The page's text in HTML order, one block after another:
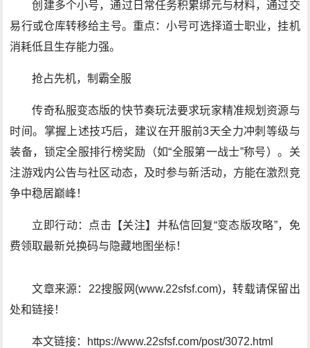
创建多个小号，通过日常任务积累绑元与材料，通过交
易行或仓库转移给主号。重点：小号可选择道士职业，挂机
消耗低且生存能力强。
抢占先机，制霸全服
传奇私服变态版的快节奏玩法要求玩家精准规划资源与
时间。掌握上述技巧后，建议在开服前3天全力冲刺等级与
装备，锁定全服排行榜奖励（如“全服第一战士”称号）。关
注游戏内公告与社区动态，及时参与新活动，方能在激烈竞
争中稳居巅峰！
立即行动：点击【关注】并私信回复“变态版攻略”，免
费领取最新兑换码与隐藏地图坐标！
文章来源：22搜服网(www.22sfsf.com)，转载请保留出
处和链接！
本文链接：https://www.22sfsf.com/post/3072.html